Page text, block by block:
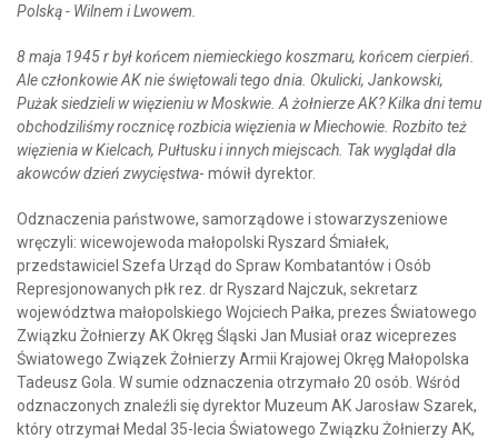
Polską - Wilnem i Lwowem.
8 maja 1945 r był końcem niemieckiego koszmaru, końcem cierpień.
Ale członkowie AK nie świętowali tego dnia. Okulicki, Jankowski,
Pużak siedzieli w więzieniu w Moskwie. A żołnierze AK? Kilka dni temu
obchodziliśmy rocznicę rozbicia więzienia w Miechowie. Rozbito też
więzienia w Kielcach, Pułtusku i innych miejscach. Tak wyglądał dla
akowców dzień zwycięstwa- mówił dyrektor.
Odznaczenia państwowe, samorządowe i stowarzyszeniowe
wręczyli: wicewojewoda małopolski Ryszard Śmiałek,
przedstawiciel Szefa Urząd do Spraw Kombatantów i Osób
Represjonowanych płk rez. dr Ryszard Najczuk, sekretarz
województwa małopolskiego Wojciech Pałka, prezes Światowego
Związku Żołnierzy AK Okręg Śląski Jan Musiał oraz wiceprezes
Światowego Związek Żołnierzy Armii Krajowej Okręg Małopolska
Tadeusz Gola. W sumie odznaczenia otrzymało 20 osób. Wśród
odznaczonych znaleźli się dyrektor Muzeum AK Jarosław Szarek,
który otrzymał Medal 35-lecia Światowego Związku Żołnierzy AK,